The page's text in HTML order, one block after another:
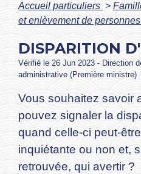
Accueil particuliers >
et enlèvement de personnes
DISPARITION
Vérifié le 26 Jun 2023 - Direction
administrative (Première ministre)
Vous souhaitez savoir
pouvez signaler la
quand celle-ci peut-
inquiétante ou non et,
retrouvée, qui avertir ?